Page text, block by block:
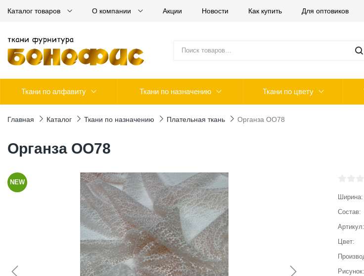
Каталог товаров О компании Акции Новости Как купить Для оптовиков
Ткани по алфавиту Ткани по назначению Ткани по цвету
Главная Каталог Ткани по назначению Плательная ткань Органза ОО78
Органза ОО78
NEW
Ширина
Состав
Артикул
Цвет
Рисунок